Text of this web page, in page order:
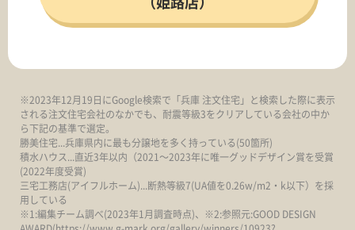
※2023年12月19日にGoogle検索で「兵庫 注文住宅」と検索した際に表示
される注文住宅会社のなかでも、耐震等級3をクリアしている会社の中か
ら下記の基準で選定。
勝美住宅...兵庫県内に最も分譲地を多く持っている(50箇所)
積水ハウス...直近3年以内（2021～2023年に唯一グッドデザイン賞を受賞
(2022年度受賞)
三宅工務店(アイフルホーム)...断熱等級7(UA値を0.26w/m2・k以下）を採
用している
※1:編集チーム調べ(2023年1月調査時点)、※2:参照元:GOOD DESIGN